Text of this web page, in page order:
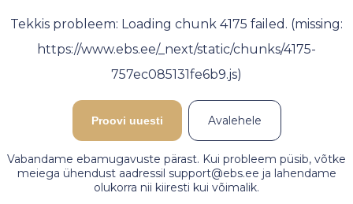
Tekkis probleem: Loading chunk 4175 failed. (missing:
https://www.ebs.ee/_next/static/chunks/4175-
757ec085131fe6b9.js)
Proovi uuesti Avalehele
Vabandame ebamugavuste pärast. Kui probleem püsib, võtke
meiega ühendust aadressil support@ebs.ee ja lahendame
olukorra nii kiiresti kui võimalik.